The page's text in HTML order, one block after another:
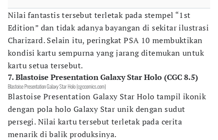
Nilai fantastis tersebut terletak pada stempel “1st
Edition” dan tidak adanya bayangan di sekitar ilustrasi
Charizard. Selain itu, peringkat PSA 10 membuktikan
kondisi kartu sempurna yang jarang ditemukan untuk
kartu setua tersebut.
7. Blastoise Presentation Galaxy Star Holo (CGC 8.5)
Blastoise Presentation Galaxy Star Holo (cgccomics.com)
Blastoise Presentation Galaxy Star Holo tampil ikonik
dengan pola holo Galaxy Star unik dengan sudut
persegi. Nilai kartu tersebut terletak pada cerita
menarik di balik produksinya.